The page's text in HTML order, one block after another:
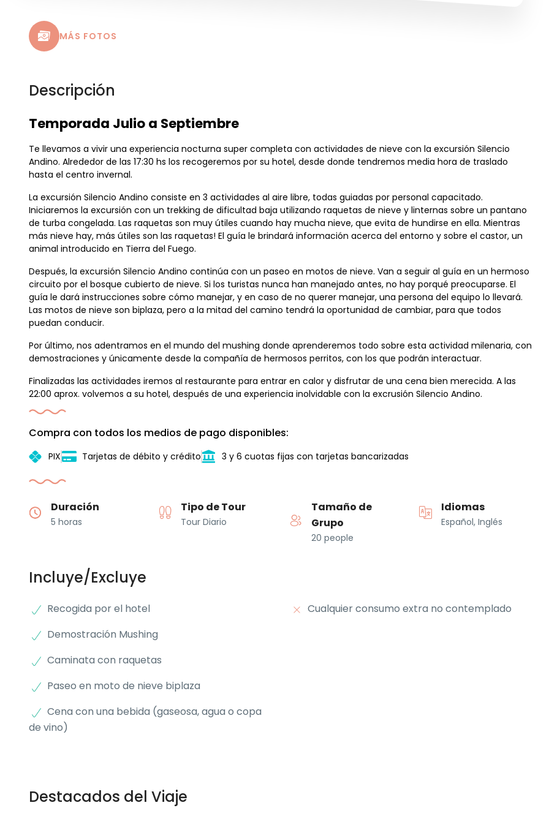
MÁS FOTOS
Descripción
Temporada Julio a Septiembre
Te llevamos a vivir una experiencia nocturna super completa con actividades de nieve con la excursión Silencio
Andino. Alrededor de las 17:30 hs los recogeremos por su hotel, desde donde tendremos media hora de traslado
hasta el centro invernal.
La excursión Silencio Andino consiste en 3 actividades al aire libre, todas guiadas por personal capacitado.
Iniciaremos la excursión con un trekking de dificultad baja utilizando raquetas de nieve y linternas sobre un pantano
de turba congelada. Las raquetas son muy útiles cuando hay mucha nieve, que evita de hundirse en ella. Mientras
más nieve hay, más útiles son las raquetas! El guía le brindará información acerca del entorno y sobre el castor, un
animal introducido en Tierra del Fuego.
Después, la excursión Silencio Andino continúa con un paseo en motos de nieve. Van a seguir al guía en un hermoso
circuito por el bosque cubierto de nieve. Si los turistas nunca han manejado antes, no hay porqué preocuparse. El
guía le dará instrucciones sobre cómo manejar, y en caso de no querer manejar, una persona del equipo lo llevará.
Las motos de nieve son biplaza, pero a la mitad del camino tendrá la oportunidad de cambiar, para que todos
puedan conducir.
Por último, nos adentramos en el mundo del mushing donde aprenderemos todo sobre esta actividad milenaria, con
demostraciones y únicamente desde la compañía de hermosos perritos, con los que podrán interactuar.
Finalizadas las actividades iremos al restaurante para entrar en calor y disfrutar de una cena bien merecida. A las
22:00 aprox. volvemos a su hotel, después de una experiencia inolvidable con la excrusión Silencio Andino.
Compra con todos los medios de pago disponibles:
PIX Tarjetas de débito y crédito 3 y 6 cuotas fijas con tarjetas bancarizadas
Duración
5 horas
Tipo de Tour
Tour Diario
Tamaño de
Grupo
20 people
Idiomas
Español, Inglés
Incluye/Excluye
Recogida por el hotel
Demostración Mushing
Caminata con raquetas
Paseo en moto de nieve biplaza
Cena con una bebida (gaseosa, agua o copa
de vino)
Cualquier consumo extra no contemplado
Destacados del Viaje